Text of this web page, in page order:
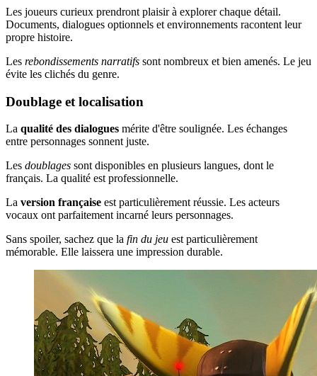
Les joueurs curieux prendront plaisir à explorer chaque détail.
Documents, dialogues optionnels et environnements racontent leur
propre histoire.
Les rebondissements narratifs sont nombreux et bien amenés. Le jeu
évite les clichés du genre.
Doublage et localisation
La qualité des dialogues mérite d'être soulignée. Les échanges
entre personnages sonnent juste.
Les doublages sont disponibles en plusieurs langues, dont le
français. La qualité est professionnelle.
La version française est particulièrement réussie. Les acteurs
vocaux ont parfaitement incarné leurs personnages.
Sans spoiler, sachez que la fin du jeu est particulièrement
mémorable. Elle laissera une impression durable.